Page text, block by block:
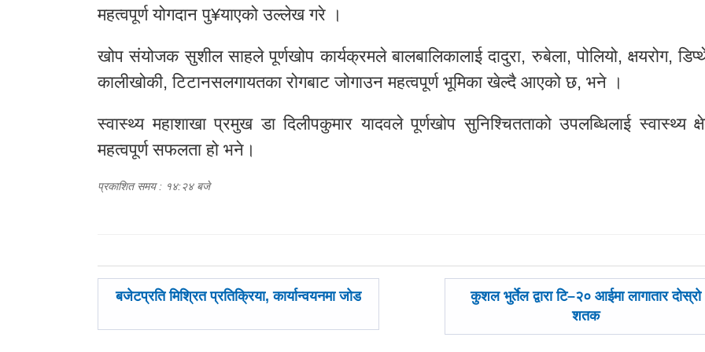
महत्वपूर्ण योगदान पु¥याएको उल्लेख गरे ।
खोप संयोजक सुशील साहले पूर्णखोप कार्यक्रमले बालबालिकालाई दादुरा, रुबेला, पोलियो, क्षयरोग,
कालीखोकी, टिटानसलगायतका रोगबाट जोगाउन महत्वपूर्ण भूमिका खेल्दै आएको छ, भने ।
स्वास्थ्य महाशाखा प्रमुख डा दिलीपकुमार यादवले पूर्णखोप सुनिश्चितताको उपलब्धिलाई स्वास्थ्य
महत्वपूर्ण सफलता हो भने।
प्रकाशित समय : १४:२४ बजे
पछिल्लाे
बजेटप्रति मिश्रित प्रतिक्रिया, कार्यान्वयनमा जोड
अघिल्लाे
कुशल भुर्तेल द्वारा टि–२० आईमा लागातार दोस्रो
शतक